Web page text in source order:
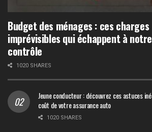
Budget des ménages : ces charges
imprévisibles qui échappent à notre
contrôle
1020 SHARES
Jeune conducteur : découvrez ces astuces
coût de votre assurance auto
1020 SHARES